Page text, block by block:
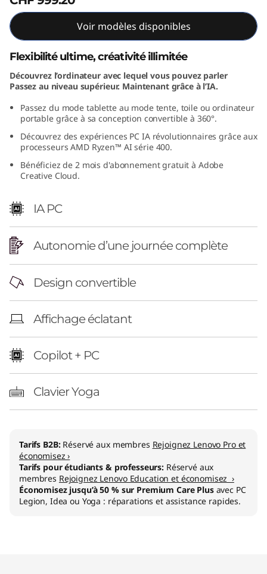
A
M
D
Voir modèles disponibles
Flexibilité ultime, créativité illimitée
Découvrez l’ordinateur avec lequel vous pouvez parler
Passez au niveau supérieur. Maintenant grâce à l’IA.
Passez du mode tablette au mode tente, toile ou ordinateur
portable grâce à sa conception convertible à 360°.
Découvrez des expériences PC IA révolutionnaires grâce aux
processeurs AMD Ryzen™ AI série 400.
Bénéficiez de 2 mois d'abonnement gratuit à Adobe
Creative Cloud.
IA PC
Autonomie d’une journée complète
Design convertible
Affichage éclatant
Copilot + PC
Clavier Yoga
Tarifs B2B: Réservé aux membres Rejoignez Lenovo Pro et
économisez ›
Tarifs pour étudiants & professeurs: Réservé aux
membres Rejoignez Lenovo Education et économisez ›
Économisez jusqu’à 50 % sur Premium Care Plusavec PC
Legion, Idea ou Yoga : réparations et assistance rapides.